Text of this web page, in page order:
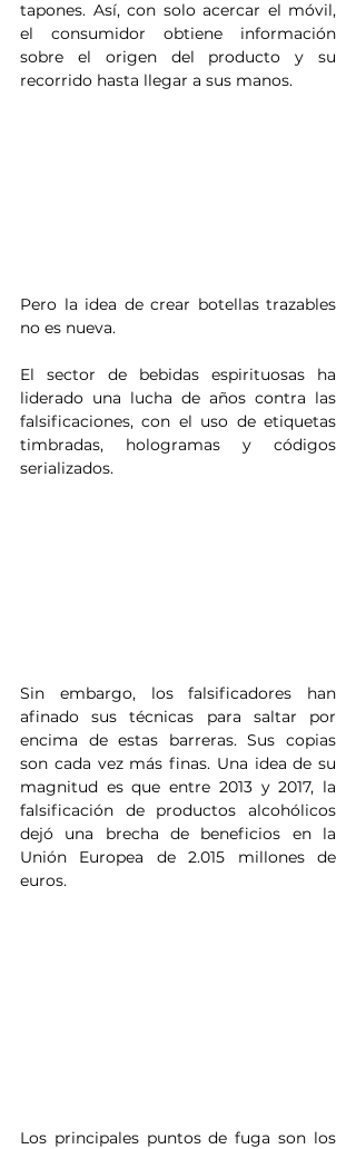
tapones. Así, con solo acercar el móvil,
el consumidor obtiene información
sobre el origen del producto y su
recorrido hasta llegar a sus manos.
Pero la idea de crear botellas trazables
no es nueva.
El sector de bebidas espirituosas ha
liderado una lucha de años contra las
falsificaciones, con el uso de etiquetas
timbradas, hologramas y códigos
serializados.
Sin embargo, los falsificadores han
afinado sus técnicas para saltar por
encima de estas barreras. Sus copias
son cada vez más finas. Una idea de su
magnitud es que entre 2013 y 2017, la
falsificación de productos alcohólicos
dejó una brecha de beneficios en la
Unión Europea de 2.015 millones de
euros.
Los principales puntos de fuga son los